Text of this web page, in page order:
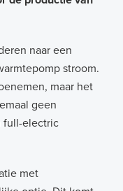
naar een
stroom.
maar het
geen
full-electric
met